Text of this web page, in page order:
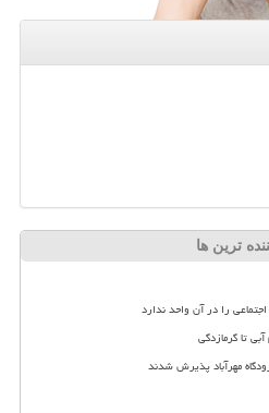
ترین ها
را در آن واحد ندارد
تا گرمازدگی